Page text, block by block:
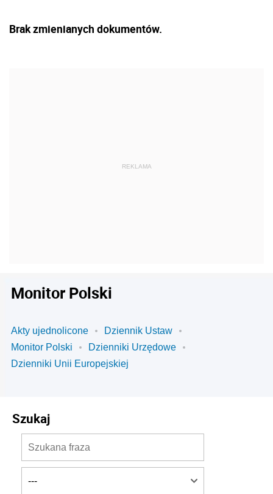
Brak zmienianych dokumentów.
Monitor Polski
Akty ujednolicone
Dziennik Ustaw
Monitor Polski
Dzienniki Urzędowe
Dzienniki Unii Europejskiej
Szukaj